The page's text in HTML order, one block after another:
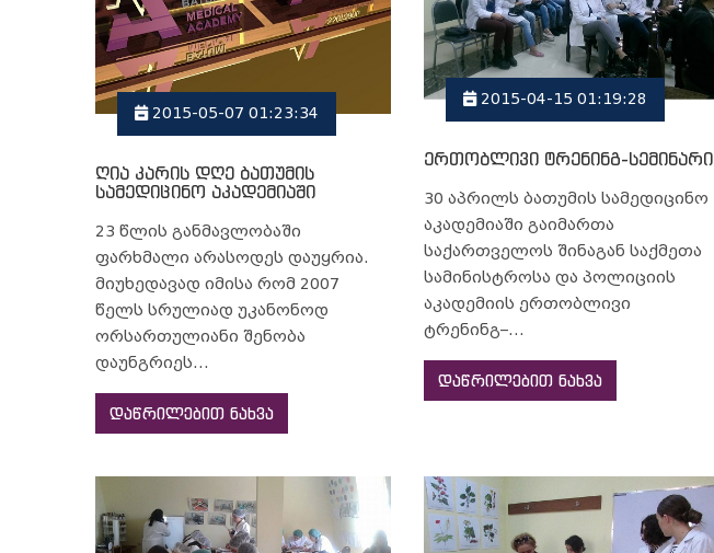
2015-05-07 01:23:34
ღია კარის დღე ბათუმის
სამედიცინო აკადემიაში
23 წლის განმავლობაში
ფარხმალი არასოდეს დაუყრია.
მიუხედავად იმისა რომ 2007
წელს სრულიად უკანონოდ
ორსართულიანი შენობა
დაუნგრიეს...
დაწრილებით ნახვა
2015-04-15 01:19:28
ერთობლივი ტრენინგ-სემინარი
30 აპრილს ბათუმის სამედიცინო
აკადემიაში გაიმართა
საქართველოს შინაგან საქმეთა
სამინისტროსა და პოლიციის
აკადემიის ერთობლივი
ტრენინგ–...
დაწრილებით ნახვა